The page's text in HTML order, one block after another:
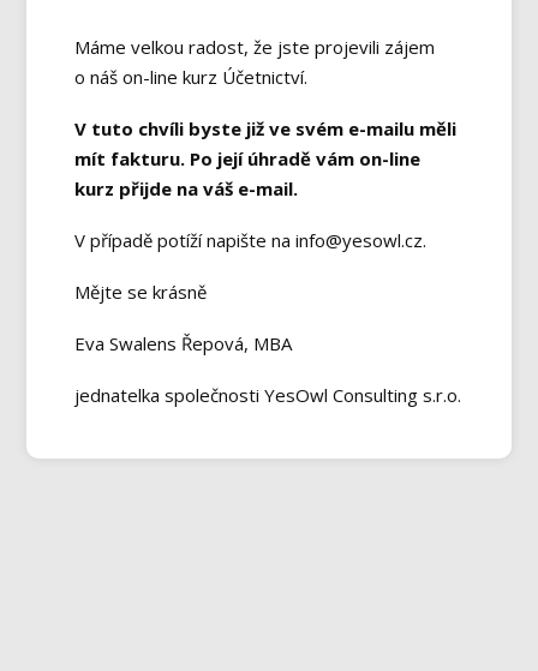
Máme velkou radost, že jste projevili zájem
o náš on-line kurz Účetnictví.
V tuto chvíli byste již ve svém e-mailu měli
mít fakturu. Po její úhradě vám on-line
kurz přijde na váš e-mail.
V případě potíží napište na info@yesowl.cz.
Mějte se krásně
Eva Swalens Řepová, MBA
jednatelka společnosti YesOwl Consulting s.r.o.